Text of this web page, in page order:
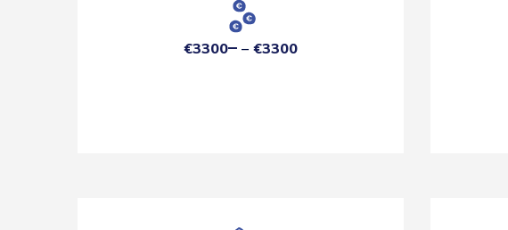
€3300 €3300